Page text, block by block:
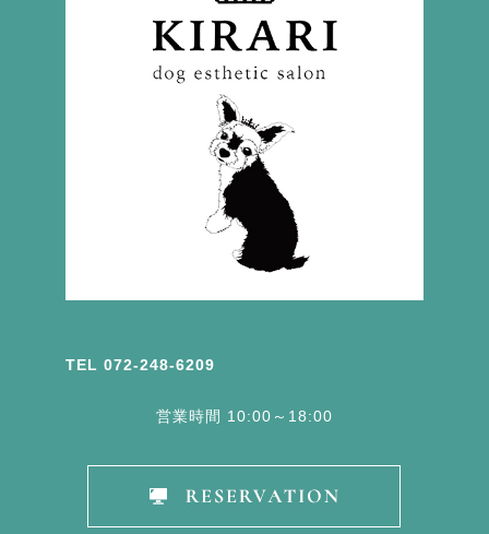
TEL 072-248-6209
営業時間 10:00～18:00